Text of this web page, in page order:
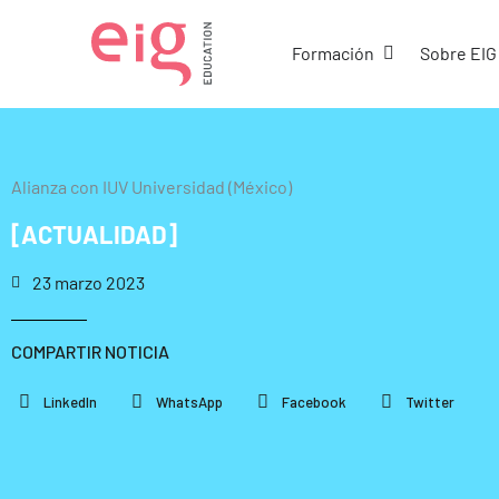
Formación Abrir Formación
Sobre EIG
Alianza con IUV Universidad (México)
[ACTUALIDAD]
23 marzo 2023
COMPARTIR NOTICIA
LinkedIn WhatsApp Facebook Twitter